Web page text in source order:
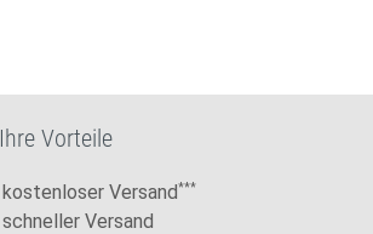
Ihre Vorteile
kostenloser Versand***
schneller Versand